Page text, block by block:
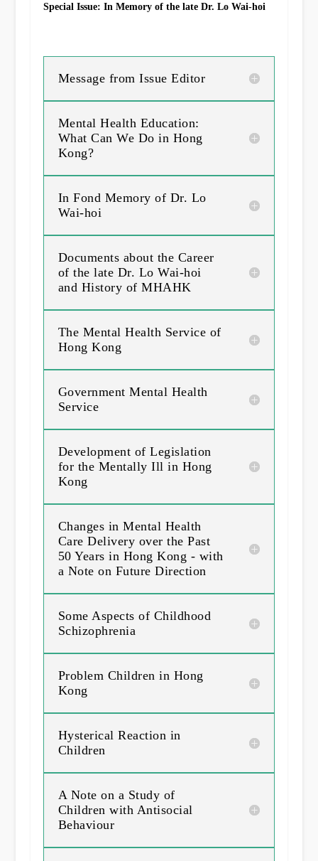
Special Issue: In Memory of the late Dr. Lo Wai-hoi
Message from Issue Editor
Mental Health Education:
What Can We Do in Hong
Kong?
In Fond Memory of Dr. Lo
Wai-hoi
Documents about the Career
of the late Dr. Lo Wai-hoi
and History of MHAHK
The Mental Health Service of
Hong Kong
Government Mental Health
Service
Development of Legislation
for the Mentally Ill in Hong
Kong
Changes in Mental Health
Care Delivery over the Past
50 Years in Hong Kong - with
a Note on Future Direction
Some Aspects of Childhood
Schizophrenia
Problem Children in Hong
Kong
Hysterical Reaction in
Children
A Note on a Study of
Children with Antisocial
Behaviour